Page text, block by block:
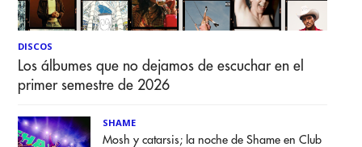
DISCOS
Los álbumes que no dejamos de escuchar en el
primer semestre de 2026
SHAME
Mosh y catarsis; la noche de Shame en Club